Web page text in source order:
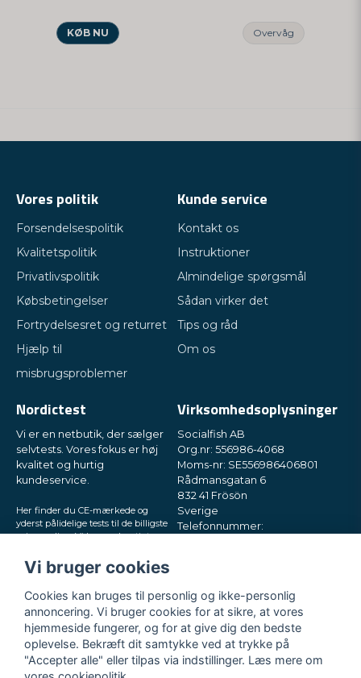
KØB NU Overvåg
Vores politik
Forsendelsespolitik
Kvalitetspolitik
Privatlivspolitik
Købsbetingelser
Fortrydelsesret og returret
Hjælp til
misbrugsproblemer
Kunde service
Kontakt os
Instruktioner
Almindelige spørgsmål
Sådan virker det
Tips og råd
Om os
Nordictest
Vi er en netbutik, der sælger
selvtests. Vores fokus er høj
kvalitet og hurtig
kundeservice.
Her finder du CE-mærkede og
yderst pålidelige tests til de billigste
priser online. Vi leverer hurtigt
diskrete pakker. Prøv os!
Virksomhedsoplysninger
Socialfish AB
Org.nr: 556986-4068
Moms-nr: SE556986406801
Rådmansgatan 6
832 41 Frösön
Sverige
Telefonnummer:
Man-fre kl. 10-17
Vi bruger cookies
Cookies kan bruges til personlig og ikke-personlig
annoncering. Vi bruger cookies for at sikre, at vores
hjemmeside fungerer, og for at give dig den bedste
oplevelse. Bekræft dit samtykke ved at trykke på
"Accepter alle" eller tilpas via indstillinger. Læs mere om